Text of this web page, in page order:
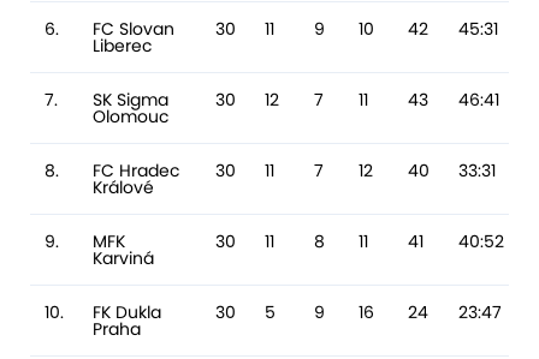
6. FC Slovan
Liberec
30 11 9 10 42 45:31
7. SK Sigma
Olomouc
30 12 7 11 43 46:41
8. FC Hradec
Králové
30 11 7 12 40 33:31
9. MFK
Karviná
30 11 8 11 41 40:52
10. FK Dukla
Praha
30 5 9 16 24 23:47